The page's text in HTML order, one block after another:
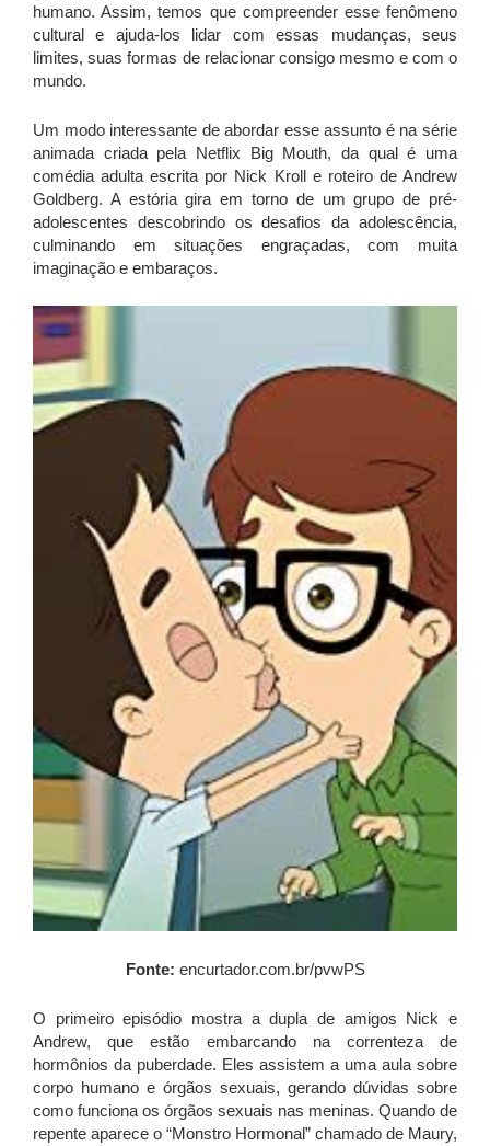
humano. Assim, temos que compreender esse fenômeno
cultural e ajuda-los lidar com essas mudanças, seus
limites, suas formas de relacionar consigo mesmo e com o
mundo.
Um modo interessante de abordar esse assunto é na série
animada criada pela Netflix Big Mouth, da qual é uma
comédia adulta escrita por Nick Kroll e roteiro de Andrew
Goldberg. A estória gira em torno de um grupo de pré-
adolescentes descobrindo os desafios da adolescência,
culminando em situações engraçadas, com muita
imaginação e embaraços.
Fonte: encurtador.com.br/pvwPS
O primeiro episódio mostra a dupla de amigos Nick e
Andrew, que estão embarcando na correnteza de
hormônios da puberdade. Eles assistem a uma aula sobre
corpo humano e órgãos sexuais, gerando dúvidas sobre
como funciona os órgãos sexuais nas meninas. Quando de
repente aparece o “Monstro Hormonal” chamado de Maury,